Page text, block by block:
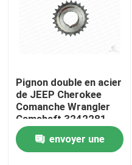
À propos de nous
Contrôle de la qualité
Nous contacter
Pignon double en acier
de JEEP Cherokee
Comanche Wrangler
Camshaft 3242281
envoyer une